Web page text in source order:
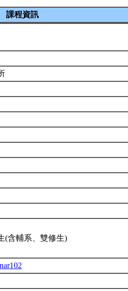
課程資訊
(含輔系、雙修生)